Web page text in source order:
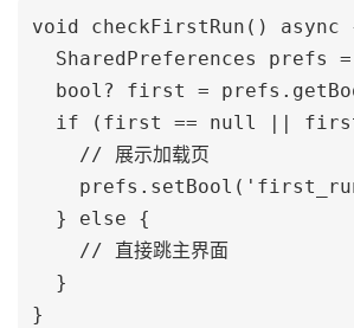
void checkFirstRun() async
SharedPreferences prefs
bool? first =
if (first == null ||
    // 展示加载页
  } else {
    // 直接跳主界面
  }